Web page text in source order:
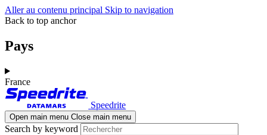
Aller au contenu principal Skip to navigation
Back to top anchor
Pays
France
Speedrite
Open main menu Close main menu
Search by keyword